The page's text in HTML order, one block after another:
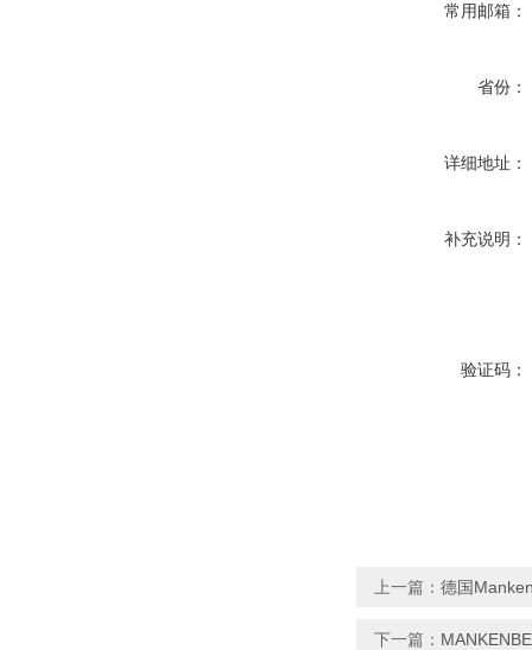
常用邮箱：
省份：
详细地址：
补充说明：
验证码：
上一篇： 德国
下一篇：